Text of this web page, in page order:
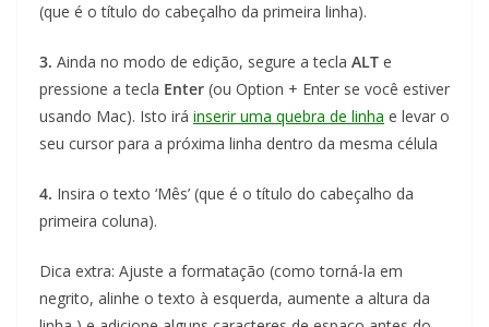
(que é o título do cabeçalho da primeira linha).
3. Ainda no modo de edição, segure a tecla ALT e
pressione a tecla Enter (ou Option + Enter se você estiver
usando Mac). Isto irá inserir uma quebra de linha e levar o
seu cursor para a próxima linha dentro da mesma célula
4. Insira o texto ‘Mês’ (que é o título do cabeçalho da
primeira coluna).
Dica extra: Ajuste a formatação (como torná-la em
negrito, alinhe o texto à esquerda, aumente a altura da